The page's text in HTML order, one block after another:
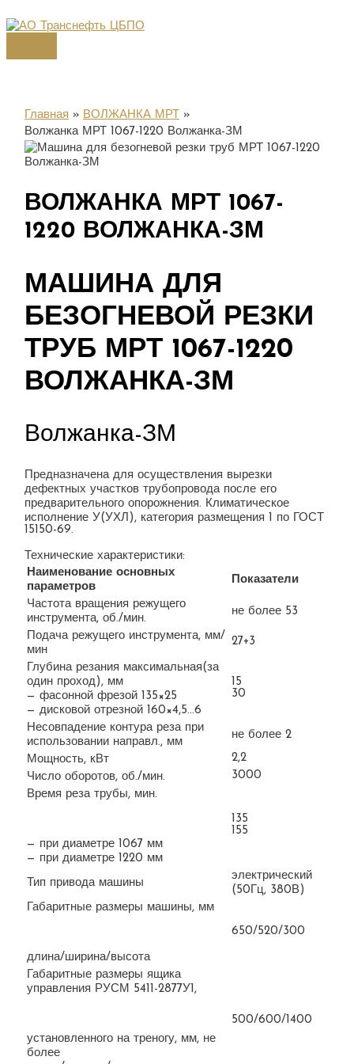
к
Главная
ВОЛЖАНКА МРТ
Волжанка МРТ 1067-1220 Волжанка-ЗМ
ВОЛЖАНКА МРТ 1067-
1220 ВОЛЖАНКА-ЗМ
МАШИНА ДЛЯ
БЕЗОГНЕВОЙ РЕЗКИ
ТРУБ МРТ 1067-1220
ВОЛЖАНКА-ЗМ
Волжанка-ЗМ
Предназначена для осуществления вырезки
дефектных участков трубопровода после его
предварительного опорожнения. Климатическое
исполнение У(УХЛ), категория размещения 1 по ГОСТ
15150-69.
Технические характеристики:
Наименование основных
параметров
Показатели
Частота вращения режущего
инструмента, об./мин.
не более 53
Подача режущего инструмента, мм/
мин
27+3
Глубина резания максимальная(за
один проход), мм
— фасонной фрезой 135×25
— дисковой отрезной 160×4,5…6
15
30
Несовпадение контура реза при
использовании направл., мм
не более 2
Мощность, кВт
2,2
Число оборотов, об./мин.
3000
Время реза трубы, мин.
— при диаметре 1067 мм
— при диаметре 1220 мм
135
155
Тип привода машины
электрический
(50Гц, 380В)
Габаритные размеры машины, мм
длина/ширина/высота
650/520/300
Габаритные размеры ящика
управления РУСМ 5411-2877У1,
установленного на треногу, мм, не
более
500/600/1400